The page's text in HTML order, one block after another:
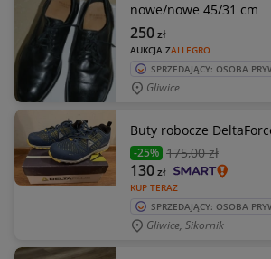
nowe/nowe 45/31 cm
AUKCJA ZALLEGRO
250zł
SPRZEDAJĄCY: OSOBA
Gliwice
Buty robocze
-25% 175,00 zł
KUP TERAZ
130zł
SPRZEDAJĄCY: OSOBA
Gliwice, Sikornik